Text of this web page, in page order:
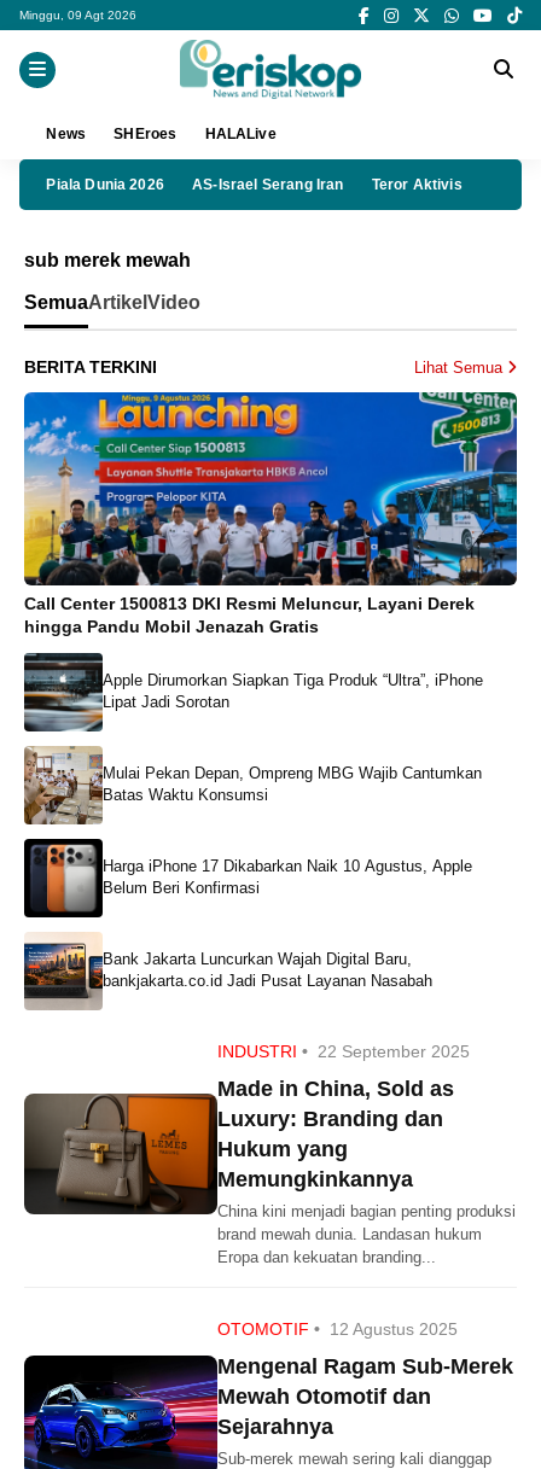
Minggu, 09 Agt 2026
News SHEroes HALALive
Piala Dunia 2026 AS-Israel Serang Iran Teror Aktivis
sub merek mewah
SemuaArtikel Video
BERITA TERKINI Lihat Semua
Call Center 1500813 DKI Resmi Meluncur, Layani Derek
hingga Pandu Mobil Jenazah Gratis
Apple Dirumorkan Siapkan Tiga Produk “Ultra”, iPhone
Lipat Jadi Sorotan
Mulai Pekan Depan, Ompreng MBG Wajib Cantumkan
Batas Waktu Konsumsi
Harga iPhone 17 Dikabarkan Naik 10 Agustus, Apple
Belum Beri Konfirmasi
Bank Jakarta Luncurkan Wajah Digital Baru,
bankjakarta.co.id Jadi Pusat Layanan Nasabah
INDUSTRI • 22 September 2025
Made in China, Sold as
Luxury: Branding dan
Hukum yang
Memungkinkannya
China kini menjadi bagian penting produksi
brand mewah dunia. Landasan hukum
Eropa dan kekuatan branding...
OTOMOTIF • 12 Agustus 2025
Mengenal Ragam Sub-Merek
Mewah Otomotif dan
Sejarahnya
Sub-merek mewah sering kali dianggap